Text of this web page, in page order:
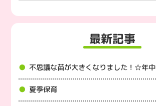
最新記事
不思議な苗が大きくなりました！☆年中
夏季保育